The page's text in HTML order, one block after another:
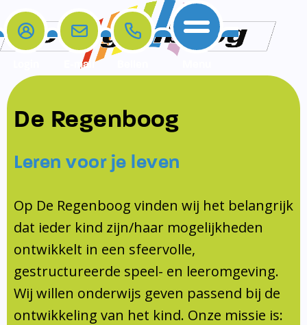
Home
De school
Opleiding en Stage
KomKids
Schoolvakanties
Ouderraad
Medezeggenschapsraad
Documentatie
Ouders
Ouders
Contact
Contact
Contact
Samenwerkingen
Samenwerkingen
Schoollogopedist
E-mail
De Regenboog
Leren voor je leven
Op De Regenboog vinden wij het belangrijk
dat ieder kind zijn/haar mogelijkheden
ontwikkelt in een sfeervolle,
gestructureerde speel- en leeromgeving.
Wij willen onderwijs geven passend bij de
ontwikkeling van het kind. Onze missie is: